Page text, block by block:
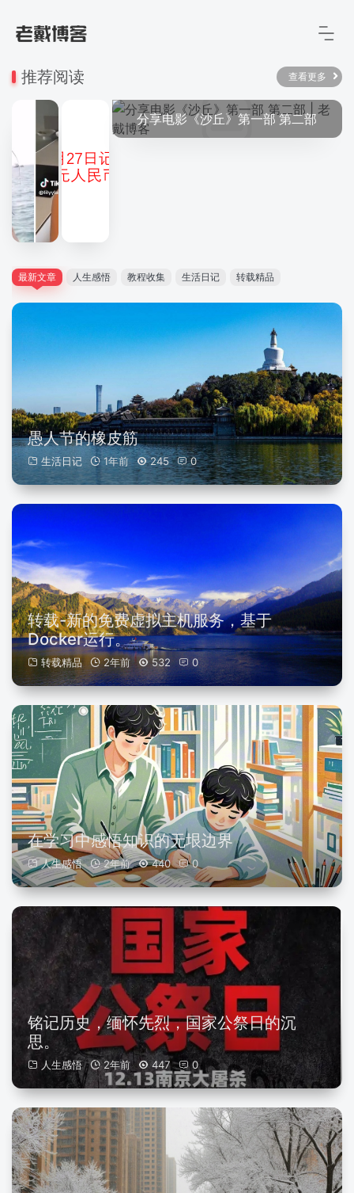
推荐阅读 查看更多
可以随机看小姐姐的网站
分享电影《沙丘》第一部 第二部
最新文章 人生感悟 教程收集 生活日记 转载精品
愚人节的橡皮筋
生活日记 1年前 245 0
转载-新的免费虚拟主机服务，基于
Docker运行。
转载精品 2年前 532 0
在学习中感悟知识的无垠边界
人生感悟 2年前 440 0
铭记历史，缅怀先烈，国家公祭日的沉
思。
人生感悟 2年前 447 0